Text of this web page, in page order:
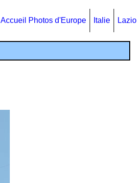
Accueil Photos d'Europe Italie Lazio